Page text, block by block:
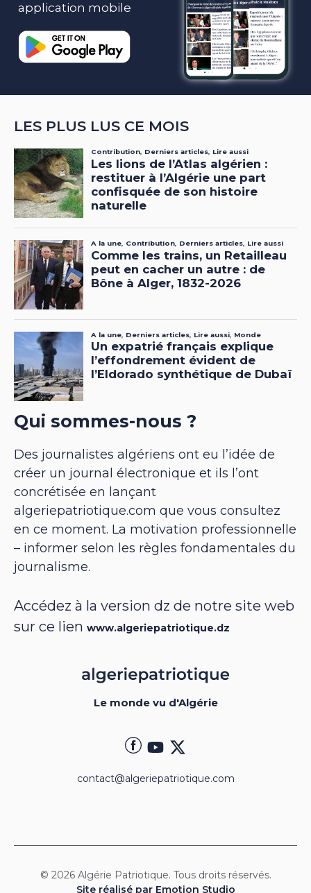
application mobile
LES PLUS LUS CE MOIS
Qui sommes-nous ?
Des journalistes algériens ont eu l’idée de
créer un journal électronique et ils l’ont
concrétisée en lançant
algeriepatriotique.com que vous consultez
en ce moment. La motivation professionnelle
– informer selon les règles fondamentales du
journalisme.
Accédez à la version dz de notre site web
sur ce lien www.algeriepatriotique.dz
Le monde vu d'Algérie
contact@algeriepatriotique.com
© 2026 Algérie Patriotique. Tous droits réservés.
Site réalisé par Emotion Studio